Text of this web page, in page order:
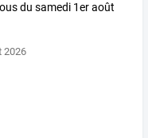
du samedi 1er août
2026